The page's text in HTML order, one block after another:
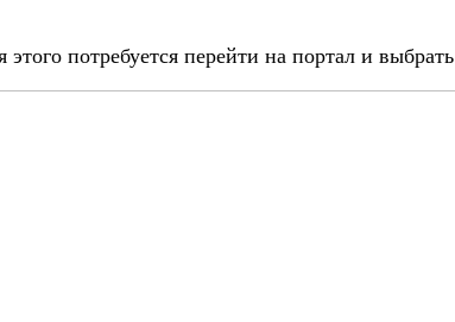
этого потребуется перейти на портал и выбрать